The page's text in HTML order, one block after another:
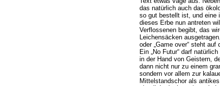
das natürlich auch das
so gut bestellt ist, und eine
dieses Erbe nun antreten
Verflossenen begibt, das
Leichensäcken
oder „Game over“ steht
Ein „No Futur“ darf
in der Hand von Geistern,
dann nicht nur zu einem
sondern vor allem zur
Mittelstandschor als